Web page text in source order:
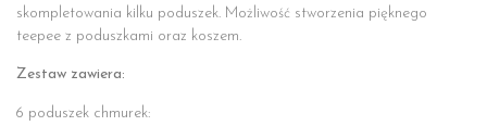
skompletowania kilku poduszek. Możliwość stworzenia pięknego
teepee z poduszkami oraz koszem.
Zestaw zawiera:
6 poduszek chmurek: